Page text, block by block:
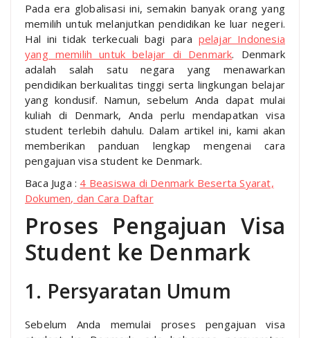
Pada era globalisasi ini, semakin banyak orang yang
memilih untuk melanjutkan pendidikan ke luar negeri.
Hal ini tidak terkecuali bagi para pelajar Indonesia
yang memilih untuk belajar di Denmark. Denmark
adalah salah satu negara yang menawarkan
pendidikan berkualitas tinggi serta lingkungan belajar
yang kondusif. Namun, sebelum Anda dapat mulai
kuliah di Denmark, Anda perlu mendapatkan visa
student terlebih dahulu. Dalam artikel ini, kami akan
memberikan panduan lengkap mengenai cara
pengajuan visa student ke Denmark.
Baca Juga : 4 Beasiswa di Denmark Beserta Syarat,
Dokumen, dan Cara Daftar
Proses Pengajuan Visa
Student ke Denmark
1. Persyaratan Umum
Sebelum Anda memulai proses pengajuan visa